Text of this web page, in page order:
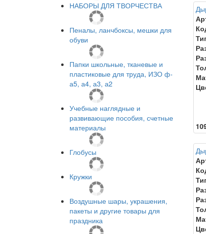
НАБОРЫ ДЛЯ ТВОРЧЕСТВА
Пеналы, ланчбоксы, мешки для
обуви
Папки школьные, тканевые и
пластиковые для труда, ИЗО ф-
а5, а4, а3, а2
Учебные наглядные и
развивающие пособия, счетные
материалы
Глобусы
Кружки
Воздушные шары, украшения,
пакеты и другие товары для
праздника